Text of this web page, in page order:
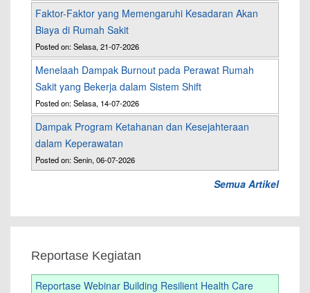
Faktor-Faktor yang Memengaruhi Kesadaran Akan
Biaya di Rumah Sakit
Posted on: Selasa, 21-07-2026
Menelaah Dampak Burnout pada Perawat Rumah
Sakit yang Bekerja dalam Sistem Shift
Posted on: Selasa, 14-07-2026
Dampak Program Ketahanan dan Kesejahteraan
dalam Keperawatan
Posted on: Senin, 06-07-2026
Semua Artikel
Reportase Kegiatan
Reportase Webinar Building Resilient Health Care